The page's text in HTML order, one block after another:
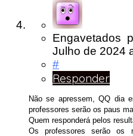
Engavetados
Julho de 2024
#
Responder
Não se apressem, QQ dia
professores serão os paus
Quem responderá pelos
Os professores serão os